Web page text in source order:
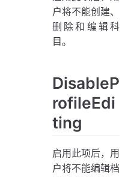
户将不能创建、
删除和编辑科
目。
DisableP
rofileEdi
ting
启用此项后，用
户将不能编辑档